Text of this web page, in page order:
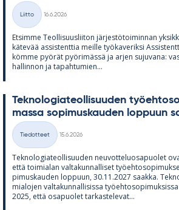
Kategoriat
Liitto
16.6.2026
Et­simme Teol­li­suus­lii­ton jär­jes­tö­toi­min­nan
kä­te­vää as­sis­tent­tia meille työ­ka­ve­riksi
kömme pyö­rät pyö­ri­mässä ja ar­jen su­ju­vana:
hal­lin­non ja ta­pah­tu­mien...
Tek­no­lo­gia­teol­li­suu­den
massa so­pi­mus­kau­den lop­puun
Kategoriat
Tiedotteet
15.6.2026
Tek­no­lo­gia­teol­li­suu­den neu­vot­te­luos­a­puo­let
että toi­mia­lan val­ta­kun­nal­li­set
pi­mus­kau­den lop­puun, 30.11.2027 saakka.
mia­lo­jen val­ta­kun­nal­li­sissa
2025, että os­a­puo­let tar­kas­te­le­vat...